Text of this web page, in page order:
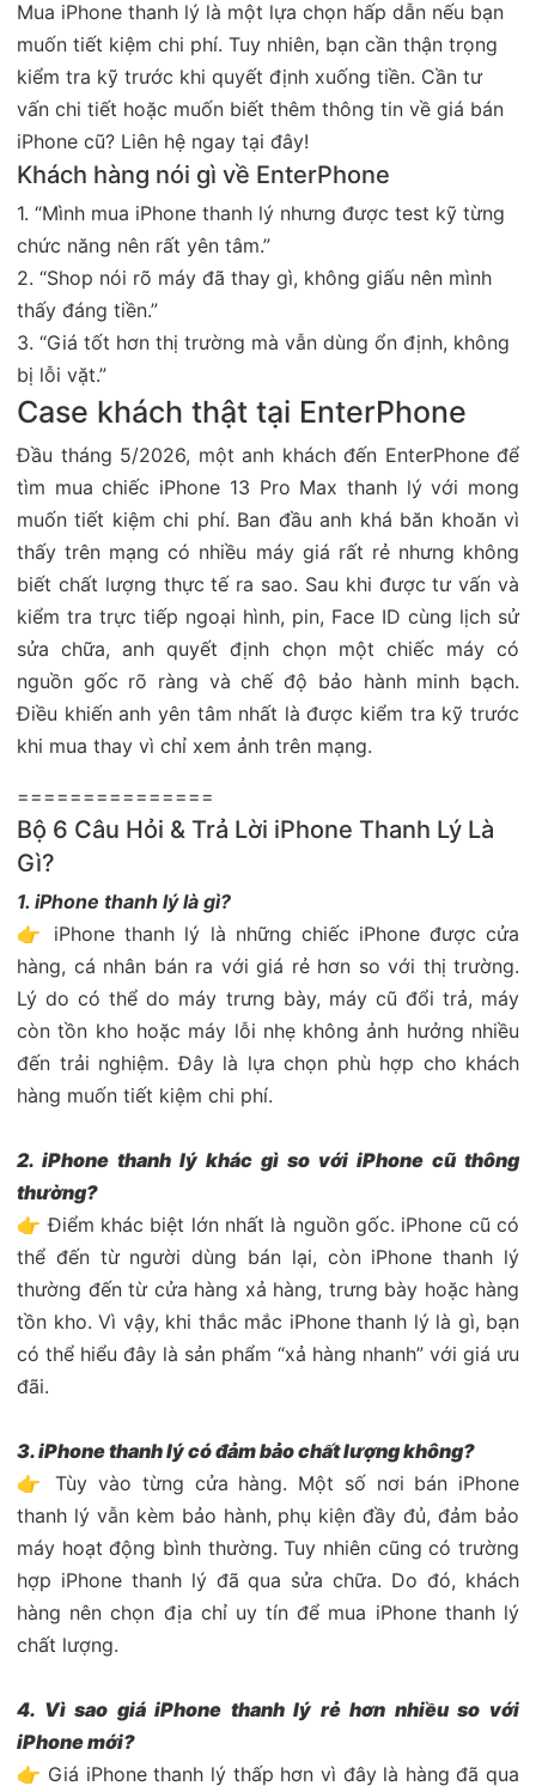
Mua iPhone thanh lý là một lựa chọn hấp dẫn nếu bạn
muốn tiết kiệm chi phí. Tuy nhiên, bạn cần thận trọng
kiểm tra kỹ trước khi quyết định xuống tiền. Cần tư
vấn chi tiết hoặc muốn biết thêm thông tin về giá bán
iPhone cũ? Liên hệ ngay tại đây!
Khách hàng nói gì về EnterPhone
1. “Mình mua iPhone thanh lý nhưng được test kỹ từng
chức năng nên rất yên tâm.”
2. “Shop nói rõ máy đã thay gì, không giấu nên mình
thấy đáng tiền.”
3. “Giá tốt hơn thị trường mà vẫn dùng ổn định, không
bị lỗi vặt.”
Case khách thật tại EnterPhone
Đầu tháng 5/2026, một anh khách đến EnterPhone để
tìm mua chiếc iPhone 13 Pro Max thanh lý với mong
muốn tiết kiệm chi phí. Ban đầu anh khá băn khoăn vì
thấy trên mạng có nhiều máy giá rất rẻ nhưng không
biết chất lượng thực tế ra sao. Sau khi được tư vấn và
kiểm tra trực tiếp ngoại hình, pin, Face ID cùng lịch sử
sửa chữa, anh quyết định chọn một chiếc máy có
nguồn gốc rõ ràng và chế độ bảo hành minh bạch.
Điều khiến anh yên tâm nhất là được kiểm tra kỹ trước
khi mua thay vì chỉ xem ảnh trên mạng.
===============
Bộ 6 Câu Hỏi & Trả Lời iPhone Thanh Lý Là
Gì?
1. iPhone thanh lý là gì?
👉 iPhone thanh lý là những chiếc iPhone được cửa
hàng, cá nhân bán ra với giá rẻ hơn so với thị trường.
Lý do có thể do máy trưng bày, máy cũ đổi trả, máy
còn tồn kho hoặc máy lỗi nhẹ không ảnh hưởng nhiều
đến trải nghiệm. Đây là lựa chọn phù hợp cho khách
hàng muốn tiết kiệm chi phí.
2. iPhone thanh lý khác gì so với iPhone cũ thông
thường?
👉 Điểm khác biệt lớn nhất là nguồn gốc. iPhone cũ có
thể đến từ người dùng bán lại, còn iPhone thanh lý
thường đến từ cửa hàng xả hàng, trưng bày hoặc hàng
tồn kho. Vì vậy, khi thắc mắc iPhone thanh lý là gì, bạn
có thể hiểu đây là sản phẩm “xả hàng nhanh” với giá ưu
đãi.
3. iPhone thanh lý có đảm bảo chất lượng không?
👉 Tùy vào từng cửa hàng. Một số nơi bán iPhone
thanh lý vẫn kèm bảo hành, phụ kiện đầy đủ, đảm bảo
máy hoạt động bình thường. Tuy nhiên cũng có trường
hợp iPhone thanh lý đã qua sửa chữa. Do đó, khách
hàng nên chọn địa chỉ uy tín để mua iPhone thanh lý
chất lượng.
4. Vì sao giá iPhone thanh lý rẻ hơn nhiều so với
iPhone mới?
👉 Giá iPhone thanh lý thấp hơn vì đây là hàng đã qua